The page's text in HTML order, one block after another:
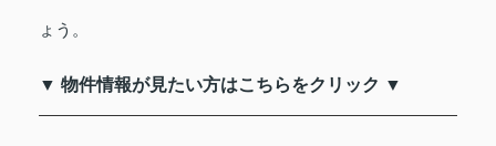
ょう。
▼ 物件情報が見たい方はこちらをクリック ▼